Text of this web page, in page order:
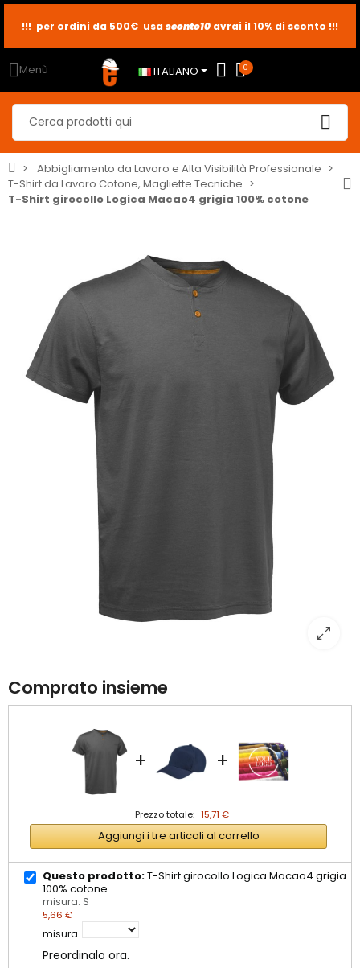
sconto2
sconto5
!!! per ordini da 500€ usa sconto10 avrai il 10% di sconto !!!
Menù ITALIANO 0
Abbigliamento da Lavoro e Alta Visibilità Professionale
T-Shirt da Lavoro Cotone, Magliette Tecniche
T-Shirt girocollo Logica Macao4 grigia 100% cotone
Comprato insieme
+ +
Prezzo totale: 15,71 €
Aggiungi i tre articoli al carrello
Questo prodotto:T-Shirt girocollo Logica Macao4 grigia
100% cotone
misura: S
5,66 €
misura
Preordinalo ora.